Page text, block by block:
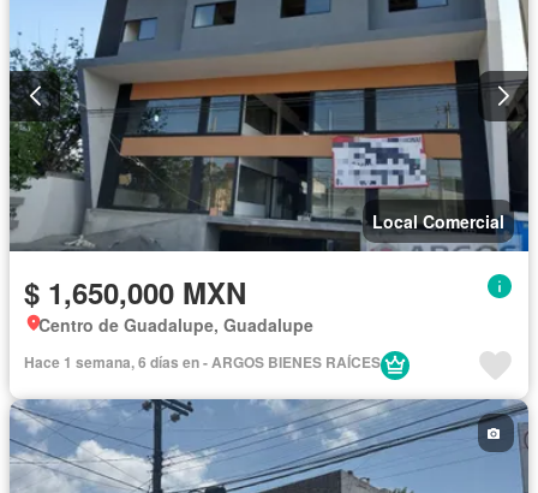
Local Comercial
$ 1,650,000 MXN
Centro de Guadalupe, Guadalupe
Hace 1 semana, 6 días en - ARGOS BIENES RAÍCES